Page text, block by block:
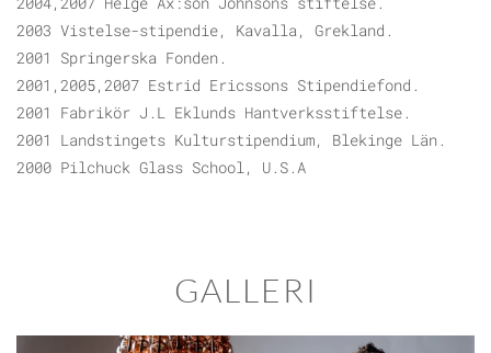
2003 Vistelse-stipendie, Kavalla, Grekland.
2001 Springerska Fonden.
2001,2005,2007 Estrid Ericssons Stipendiefond.
2001 Fabrikör J.L Eklunds Hantverksstiftelse.
2001 Landstingets Kulturstipendium, Blekinge Län.
2000 Pilchuck Glass School, U.S.A
GALLERI